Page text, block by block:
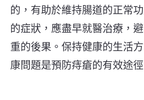
的，有助於維持腸道的正常
的症狀，應盡早就醫治療，
重的後果。保持健康的生活
康問題是預防痔瘡的有效途徑